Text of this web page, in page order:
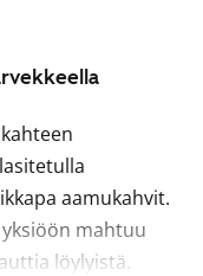
aamukahvit.
mahtuu
löylyistä.